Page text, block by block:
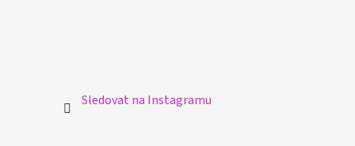
Sledovat na Instagramu